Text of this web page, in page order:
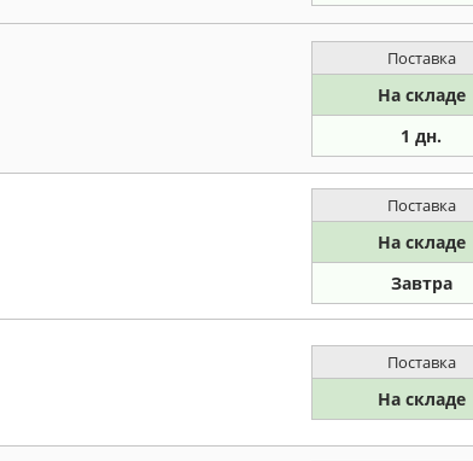
Поставка
На складе
1 дн.
Поставка
На складе
Завтра
Поставка
На складе